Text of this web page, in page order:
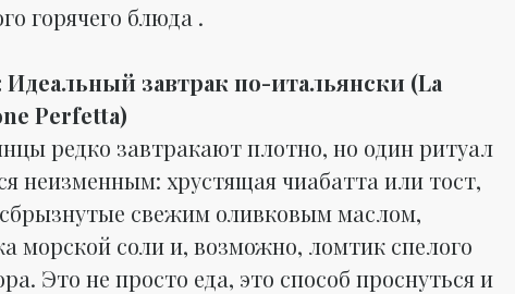
горячего блюда .
Идеальный завтрак по-итальянски (La
Perfetta)
редко завтракают плотно, но один ритуал
неизменным: хрустящая чиабатта или тост,
свежим оливковым маслом,
морской соли и, возможно, ломтик спелого
Это не просто еда, это способ проснуться и